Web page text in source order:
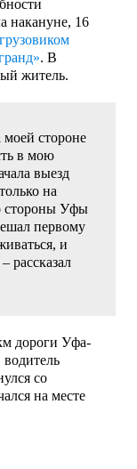
накануне, 16
. В
житель.
моей стороне
в мою
выезд
на
стороны Уфы
первому
и
рассказал
дороги Уфа-
со
на месте